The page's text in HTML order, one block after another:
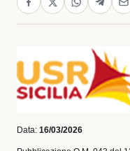
Data: 16/03/2026